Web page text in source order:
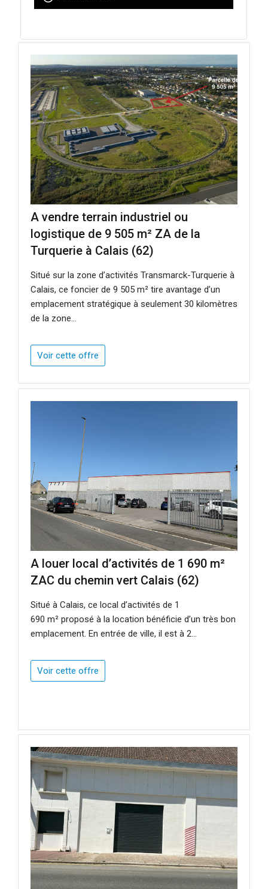
A vendre terrain industriel ou
logistique de 9 505 m² ZA de la
Turquerie à Calais (62)
Situé sur la zone d’activités Transmarck-Turquerie à
Calais, ce foncier de 9 505 m² tire avantage d’un
emplacement stratégique à seulement 30 kilomètres
de la zone...
Voir cette offre
A louer local d’activités de 1 690 m²
ZAC du chemin vert Calais (62)
Situé à Calais, ce local d’activités de 1
690 m² proposé à la location bénéficie d’un très bon
emplacement. En entrée de ville, il est à 2...
Voir cette offre